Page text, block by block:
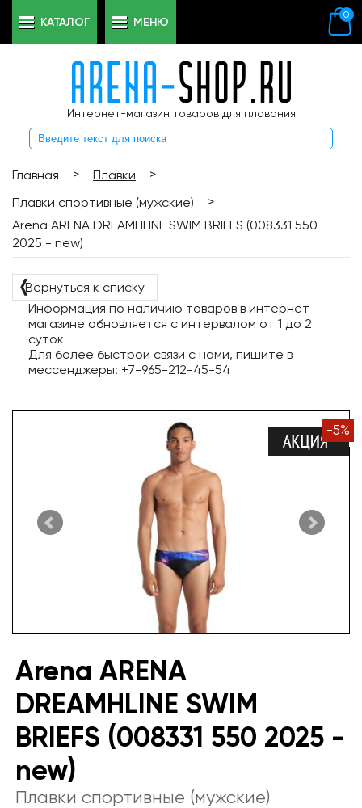
Интернет-магазин товаров для плавания
0
КАТАЛОГ МЕНЮ
Главная > Плавки
>
Плавки спортивные (мужские)
>
Arena ARENA DREAMHLINE SWIM BRIEFS (008331 550
2025 - new)
❬Вернуться к списку
Информация по наличию товаров в интернет-
магазине обновляется с интервалом от 1 до 2
суток
Для более быстрой связи с нами, пишите в
мессенджеры: +7-965-212-45-54
-5%
Arena ARENA
DREAMHLINE SWIM
BRIEFS (008331 550 2025 -
new)
Плавки спортивные (мужские)